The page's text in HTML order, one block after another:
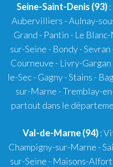
Seine-Saint-Denis (93)
Aubervilliers - Aulnay-
Grand - Pantin - Le
sur-Seine - Bondy -
Courneuve - Livry-
le-Sec - Gagny - Stains -
sur-Marne - Tremblay-
partout dans le
Val-de-Marne (94):
Champigny-sur-Marne -
sur-Seine - Maisons-